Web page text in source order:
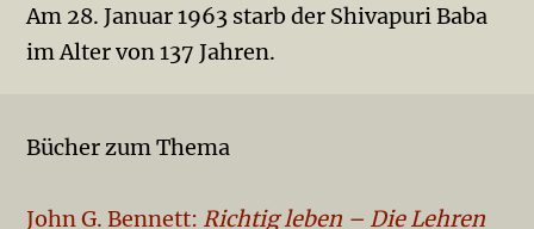
Am 28. Januar 1963 starb der Shivapuri Baba
im Alter von 137 Jahren.
Bücher zum Thema
John G. Bennett: Richtig leben – Die Lehren